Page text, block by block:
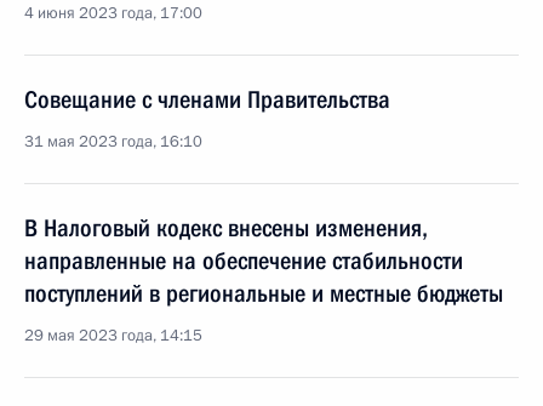
4 июня 2023 года, 17:00
Совещание с членами Правительства
31 мая 2023 года, 16:10
В Налоговый кодекс внесены изменения,
направленные на обеспечение стабильности
поступлений в региональные и местные бюджеты
29 мая 2023 года, 14:15